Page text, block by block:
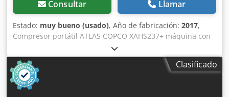
Consultar Llamar
Estado: muy bueno (usado), Año de fabricación: 2017,
Compresor portátil ATLAS COPCO XAHS237+ máquina con
enfriador final tras servicio completo Datos técnicos:
capacidad: 14,20 m3/min; Cjdpfx Ajx Iffholwsha presión de
trabajo: 12 bar; año de fabricación: 2017; motor:
MERCEDES MTU; horas de funcionamiento: 4910 h; el
compresor está totalmente operativo, listo para trabajar,
Clasificado